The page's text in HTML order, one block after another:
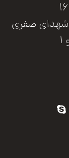
خیابان 20متری شهدای صفری